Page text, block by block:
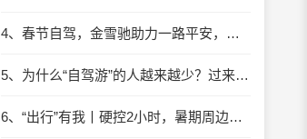
4、春节自驾，金雪驰助力一路平安，把爱带回家！
5、为什么“自驾游”的人越来越少？过来人说出实话
6、“出行”有我丨硬控2小时，暑期周边游哪里最好玩？